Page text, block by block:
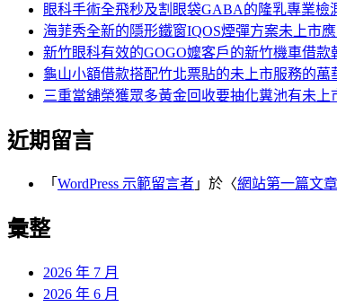
眼科手術全飛秒及割眼袋GABA的隆乳專業檢
海菲秀全新的隱形鐵窗IQOS煙彈方案未上市
新竹眼科有效的GOGO嬤客戶的新竹機車借款
龜山小額借款搭配竹北票貼的未上市服務的萬
三重當舖榮獲眾多黃金回收要抽化糞池有未上
近期留言
「 WordPress 示範留言者 」於〈網站第一篇文章
彙整
2026 年 7 月
2026 年 6 月